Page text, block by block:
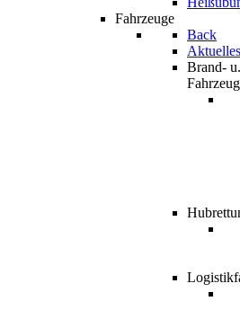
Fahrzeuge
Back
Aktuelles
Brand-